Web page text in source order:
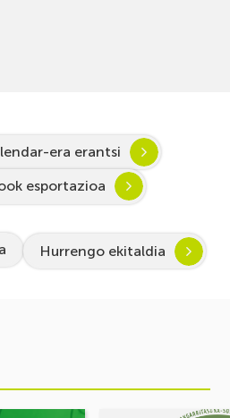
era erantsi
esportazioa
Hurrengo ekitaldia